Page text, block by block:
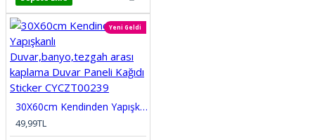
Yeni Geldi
30X60cm Kendinden Yapışkanlı Duvar,banyo,tezgah arası kaplama Duvar Paneli Kağıdı Sticker CYCZT00239
49,99TL